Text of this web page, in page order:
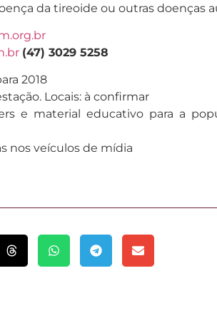
da tireoide ou outras doenças
(47) 3029 5258
2018
Locais: à confirmar
e material educativo para a
nos veículos de mídia